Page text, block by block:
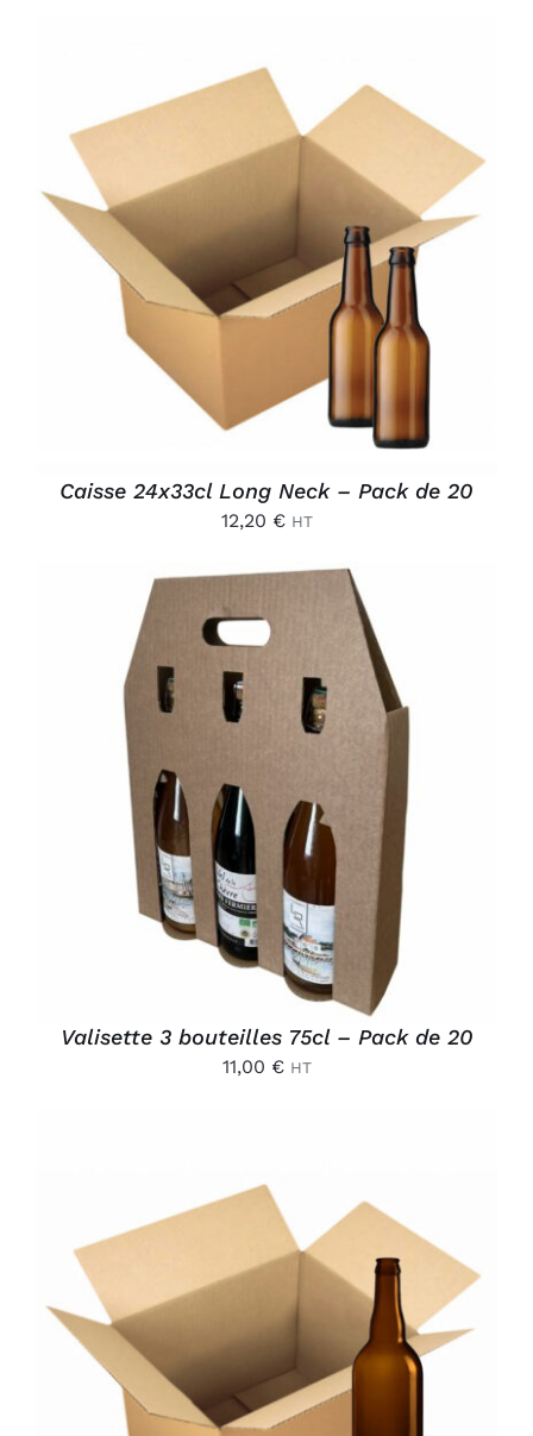
AJOUTER AU PANIER
/
DÉTAILS
Caisse 24x33cl Long Neck – Pack de 20
12,20 € HT
AJOUTER AU PANIER
DÉTAILS
Valisette 3 bouteilles 75cl – Pack de 20
11,00 € HT
DÉTAILS